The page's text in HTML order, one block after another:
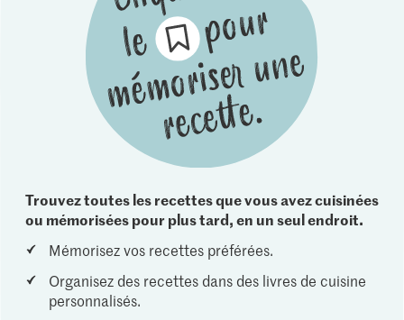
Trouvez toutes les recettes que vous avez cuisinées
ou mémorisées pour plus tard, en un seul endroit.
Mémorisez vos recettes préférées.
Organisez des recettes dans des livres de cuisine
personnalisés.